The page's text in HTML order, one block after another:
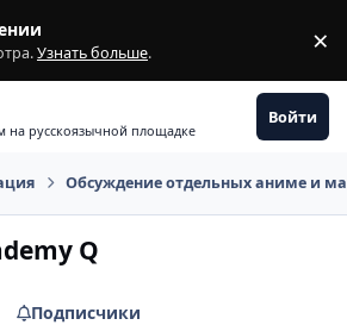
Узнать больше. ×
русскоязычной площадке
Войти
Обсуждение отдельных аниме и
Q
Подписчики